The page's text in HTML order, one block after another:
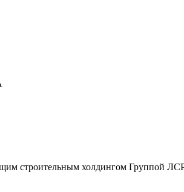
строительным холдингом Группой